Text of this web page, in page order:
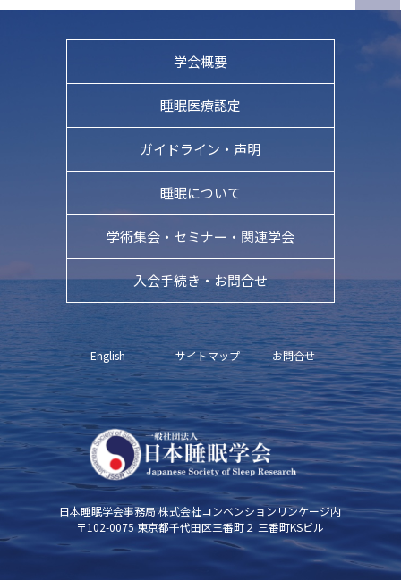
日本睡眠学会事務局株式会社コンベンションリンケージ内
〒102-0075東京都千代田区三番町２ 三番町KSビル
学会概要
睡眠医療認定
ガイドライン・ 声明
睡眠について
学術集会・ セミナー・関連学会
入会手続き・お問合せ
English サイトマップ お問合せ